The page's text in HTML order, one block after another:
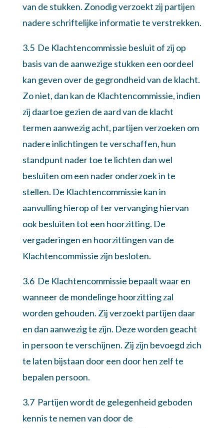
van de stukken. Zonodig verzoekt zij partijen
nadere schriftelijke informatie te verstrekken.
3.5 De Klachtencommissie besluit of zij op
basis van de aanwezige stukken een oordeel
kan geven over de gegrondheid van de klacht.
Zo niet, dan kan de Klachtencommissie, indien
zij daartoe gezien de aard van de klacht
termen aanwezig acht, partijen verzoeken om
nadere inlichtingen te verschaffen, hun
standpunt nader toe te lichten dan wel
besluiten om een nader onderzoek in te
stellen. De Klachtencommissie kan in
aanvulling hierop of ter vervanging hiervan
ook besluiten tot een hoorzitting. De
vergaderingen en hoorzittingen van de
Klachtencommissie zijn besloten.
3.6 De Klachtencommissie bepaalt waar en
wanneer de mondelinge hoorzitting zal
worden gehouden. Zij verzoekt partijen daar
en dan aanwezig te zijn. Deze worden geacht
in persoon te verschijnen. Zij zijn bevoegd zich
te laten bijstaan door een door hen zelf te
bepalen persoon.
3.7 Partijen wordt de gelegenheid geboden
kennis te nemen van door de